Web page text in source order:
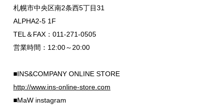
札幌市中央区南2条西5丁目31
ALPHA2-5 1F
TEL＆FAX：011-271-0505
営業時間：12:00～20:00
■INS&COMPANY ONLINE STORE
http://www.ins-online-store.com
■MaW instagram